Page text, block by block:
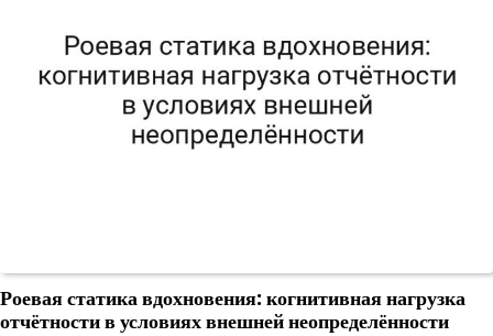
Роевая статика вдохновения: когнитивная нагрузка
отчётности в условиях внешней неопределённости